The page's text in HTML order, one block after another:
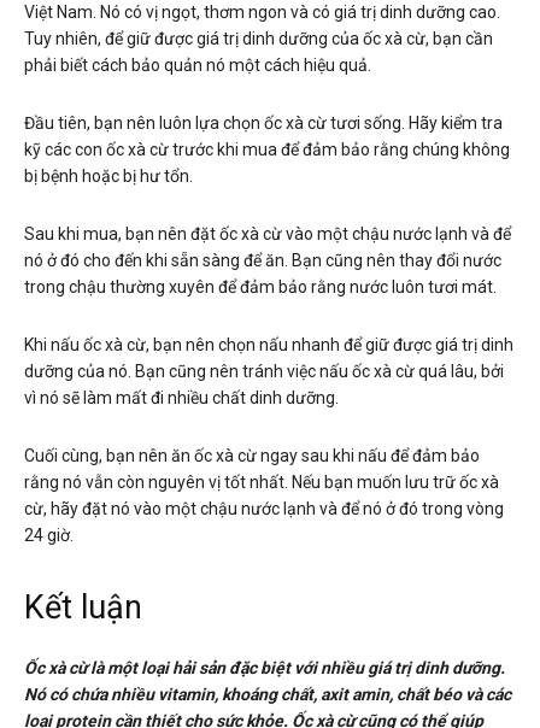
Việt Nam. Nó có vị ngọt, thơm ngon và có giá trị dinh dưỡng cao.
Tuy nhiên, để giữ được giá trị dinh dưỡng của ốc xà cừ, bạn cần
phải biết cách bảo quản nó một cách hiệu quả.
Đầu tiên, bạn nên luôn lựa chọn ốc xà cừ tươi sống. Hãy kiểm tra
kỹ các con ốc xà cừ trước khi mua để đảm bảo rằng chúng không
bị bệnh hoặc bị hư tổn.
Sau khi mua, bạn nên đặt ốc xà cừ vào một chậu nước lạnh và để
nó ở đó cho đến khi sẵn sàng để ăn. Bạn cũng nên thay đổi nước
trong chậu thường xuyên để đảm bảo rằng nước luôn tươi mát.
Khi nấu ốc xà cừ, bạn nên chọn nấu nhanh để giữ được giá trị dinh
dưỡng của nó. Bạn cũng nên tránh việc nấu ốc xà cừ quá lâu, bởi
vì nó sẽ làm mất đi nhiều chất dinh dưỡng.
Cuối cùng, bạn nên ăn ốc xà cừ ngay sau khi nấu để đảm bảo
rằng nó vẫn còn nguyên vị tốt nhất. Nếu bạn muốn lưu trữ ốc xà
cừ, hãy đặt nó vào một chậu nước lạnh và để nó ở đó trong vòng
24 giờ.
Kết luận
Ốc xà cừ là một loại hải sản đặc biệt với nhiều giá trị dinh dưỡng.
Nó có chứa nhiều vitamin, khoáng chất, axit amin, chất béo và các
loại protein cần thiết cho sức khỏe. Ốc xà cừ cũng có thể giúp